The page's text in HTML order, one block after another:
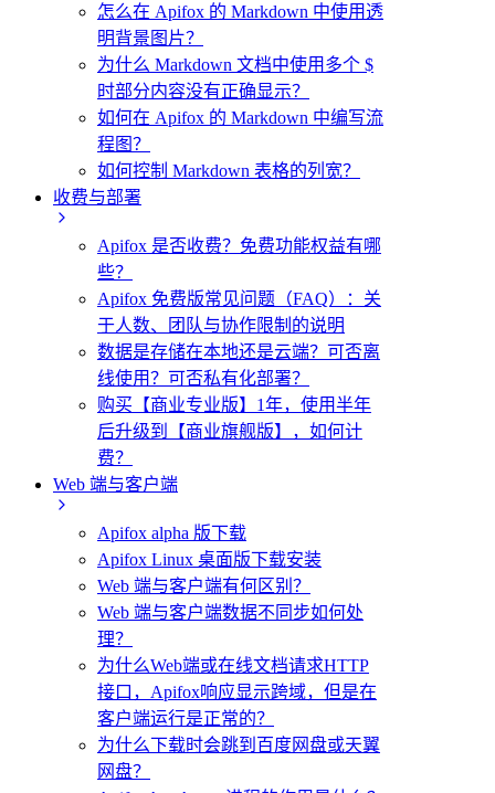
怎么在 Apifox 的 Markdown 中使用透
明背景图片？
为什么 Markdown 文档中使用多个 $
时部分内容没有正确显示？
如何在 Apifox 的 Markdown 中编写流
程图？
如何控制 Markdown 表格的列宽？
收费与部署
Apifox 是否收费？免费功能权益有哪
些？
Apifox 免费版常见问题（FAQ）：关
于人数、团队与协作限制的说明
数据是存储在本地还是云端？可否离
线使用？可否私有化部署？
购买【商业专业版】1年，使用半年
后升级到【商业旗舰版】，如何计
费？
Web 端与客户端
Apifox alpha 版下载
Apifox Linux 桌面版下载安装
Web 端与客户端有何区别？
Web 端与客户端数据不同步如何处
理？
为什么Web端或在线文档请求HTTP
接口，Apifox响应显示跨域，但是在
客户端运行是正常的？
为什么下载时会跳到百度网盘或天翼
网盘？